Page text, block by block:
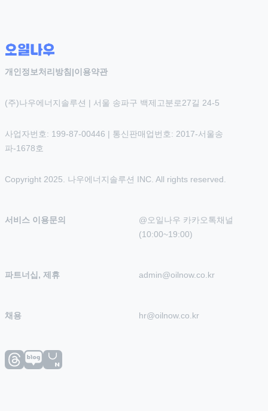
개인정보처리방침|이용약관
(주)나우에너지솔루션 | 서울 송파구 백제고분로27길 24-5
사업자번호: 199-87-00446 | 통신판매업번호: 2017-서울송
파-1678호
Copyright 2025. 나우에너지솔루션 INC. All rights reserved.
서비스 이용문의
@오일나우 카카오톡채널
(10:00~19:00)
파트너십, 제휴 admin@oilnow.co.kr
채용 hr@oilnow.co.kr